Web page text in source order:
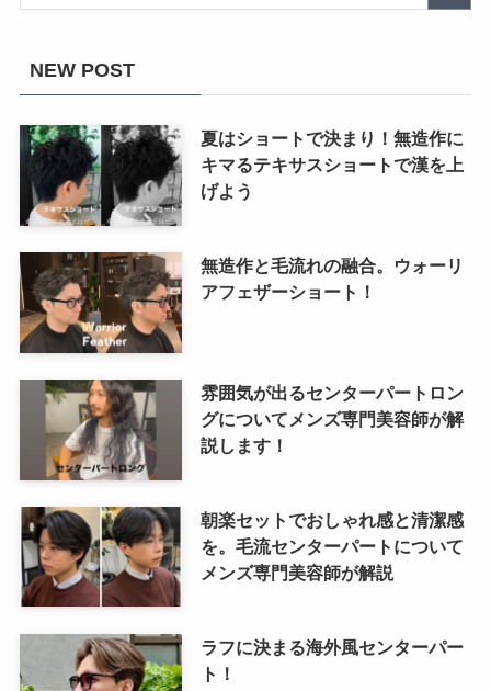
NEW POST
夏はショートで決まり！無造作に
キマるテキサスショートで漢を上
げよう
無造作と毛流れの融合。ウォーリ
アフェザーショート！
雰囲気が出るセンターパートロン
グについてメンズ専門美容師が解
説します！
朝楽セットでおしゃれ感と清潔感
を。毛流センターパートについて
メンズ専門美容師が解説
ラフに決まる海外風センターパー
ト！